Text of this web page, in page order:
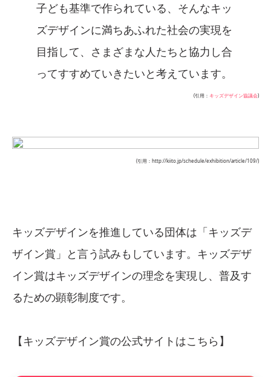
子ども基準で作られている、そんなキッ
ズデザインに満ちあふれた社会の実現を
目指して、さまざまな人たちと協力し合
ってすすめていきたいと考えています。
(引用： キッズデザイン協議会)
(引用：http://kiito.jp/schedule/exhibition/article/109/)
キッズデザインを推進している団体は「キッズデ
ザイン賞」と言う試みもしています。キッズデザ
イン賞はキッズデザインの理念を実現し、普及す
るための顕彰制度です。
【キッズデザイン賞の公式サイトはこちら】